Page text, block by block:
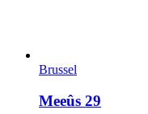
Brussel
Meeûs 29